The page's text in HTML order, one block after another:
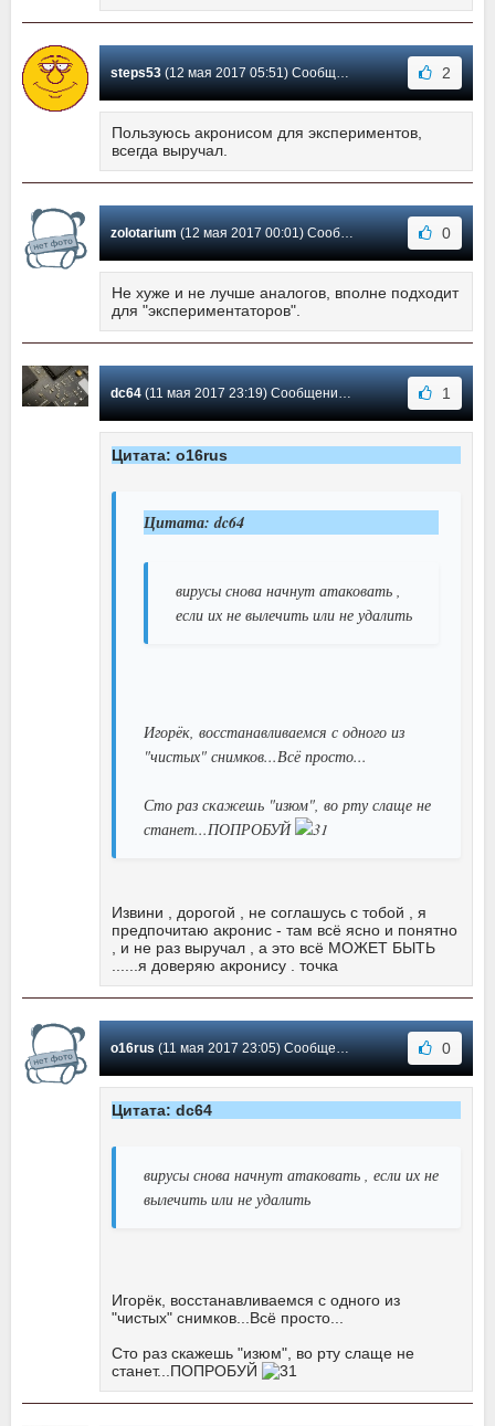
steps53(12 мая 2017 05:51) Сообщение #72 2
Пользуюсь акронисом для экспериментов,
всегда выручал.
zolotarium(12 мая 2017 00:01) Сообщение #71 0
Не хуже и не лучше аналогов, вполне подходит
для "экспериментаторов".
dc64(11 мая 2017 23:19) Сообщение #70 1
Цитата: o16rus
Цитата: dc64
вирусы снова начнут атаковать ,
если их не вылечить или не удалить
Игорёк, восстанавливаемся с одного из
"чистых" снимков...Всё просто...
Сто раз скажешь "изюм", во рту слаще не
станет...ПОПРОБУЙ
Извини , дорогой , не соглашусь с тобой , я
предпочитаю акронис - там всё ясно и понятно
, и не раз выручал , а это всё МОЖЕТ БЫТЬ
......я доверяю акронису . точка
o16rus(11 мая 2017 23:05) Сообщение #69 0
Цитата: dc64
вирусы снова начнут атаковать , если их не
вылечить или не удалить
Игорёк, восстанавливаемся с одного из
"чистых" снимков...Всё просто...
Сто раз скажешь "изюм", во рту слаще не
станет...ПОПРОБУЙ